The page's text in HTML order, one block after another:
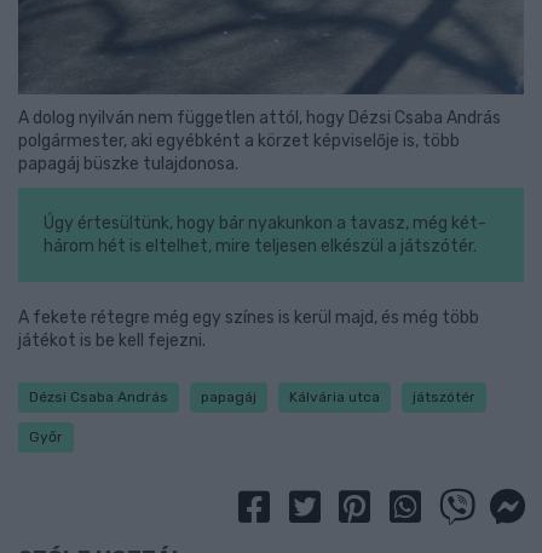
A dolog nyilván nem független attól, hogy Dézsi Csaba András
polgármester, aki egyébként a körzet képviselője is, több
papagáj büszke tulajdonosa.
Úgy értesültünk, hogy bár nyakunkon a tavasz, még két-
három hét is eltelhet, mire teljesen elkészül a játszótér.
A fekete rétegre még egy színes is kerül majd, és még több
játékot is be kell fejezni.
Dézsi Csaba András papagáj Kálvária utca játszótér
Győr